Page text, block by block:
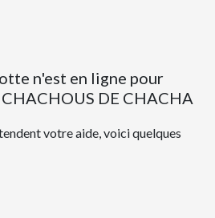
n'est en ligne pour
DE CHACHA
votre aide, voici quelques